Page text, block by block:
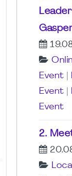
Event
Event
Event
2.